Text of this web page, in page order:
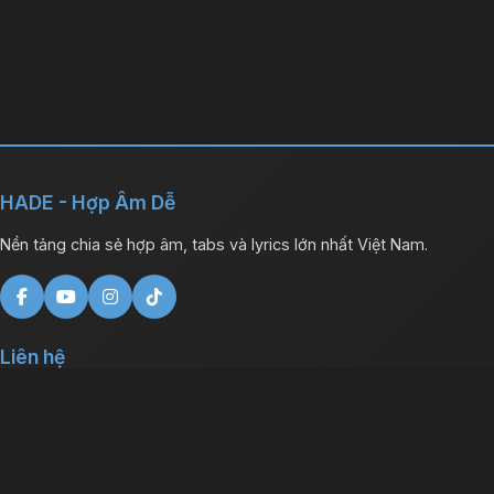
HADE - Hợp Âm Dễ
Nền tảng chia sẻ hợp âm, tabs và lyrics lớn nhất Việt Nam.
Liên hệ